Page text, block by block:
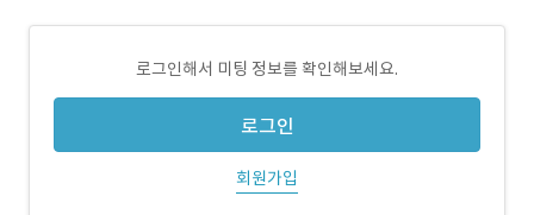
로그인해서 미팅 정보를 확인해보세요.
로그인
회원가입